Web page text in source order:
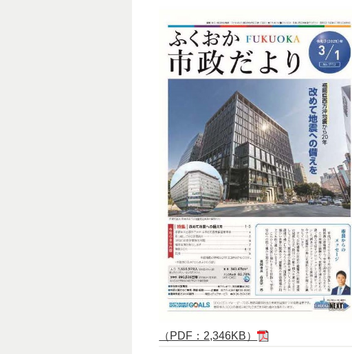
（PDF：2,346KB）